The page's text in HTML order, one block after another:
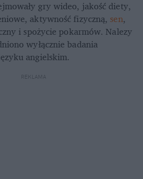
gry wideo, jakość diety,
aktywność fizyczną, sen,
i spożycie pokarmów. Nalezy
wyłącznie badania
angielskim.
REKLAMA